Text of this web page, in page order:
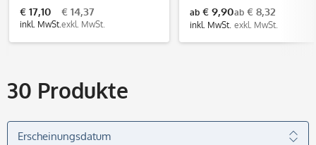
€ 17,10
inkl. MwSt.
€ 14,37
exkl. MwSt.
Geschenkidee
ab € 9,90
inkl. MwSt.
ab € 8,32
exkl. MwSt.
30 Produkte